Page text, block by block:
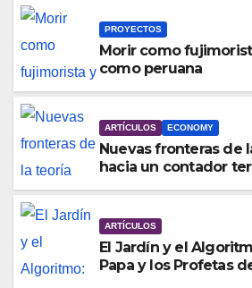
PROYECTOS
Morir como
como peruana
ARTÍCULOS ECONOMY
Nuevas fronteras de
hacia un contador
ARTÍCULOS
El Jardín y el
Papa y los Profetas